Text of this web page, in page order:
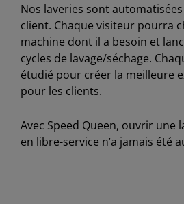
Nos laveries sont
client. Chaque visiteur pourra
machine dont il a besoin et
cycles de lavage/séchage.
étudié pour créer la meilleure
pour les clients.
Avec Speed Queen, ouvrir une
en libre-service n’a jamais été